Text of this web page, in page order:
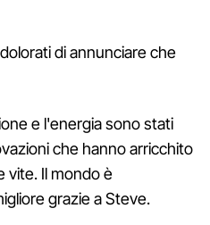
di annunciare che
e l'energia sono stati
che hanno arricchito
vite. Il mondo è
grazie a Steve.